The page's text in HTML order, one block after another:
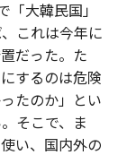
大韓民国」
これは今年に
だった。た
するのは危険
たのか」とい
そこで、ま
い、国内外の